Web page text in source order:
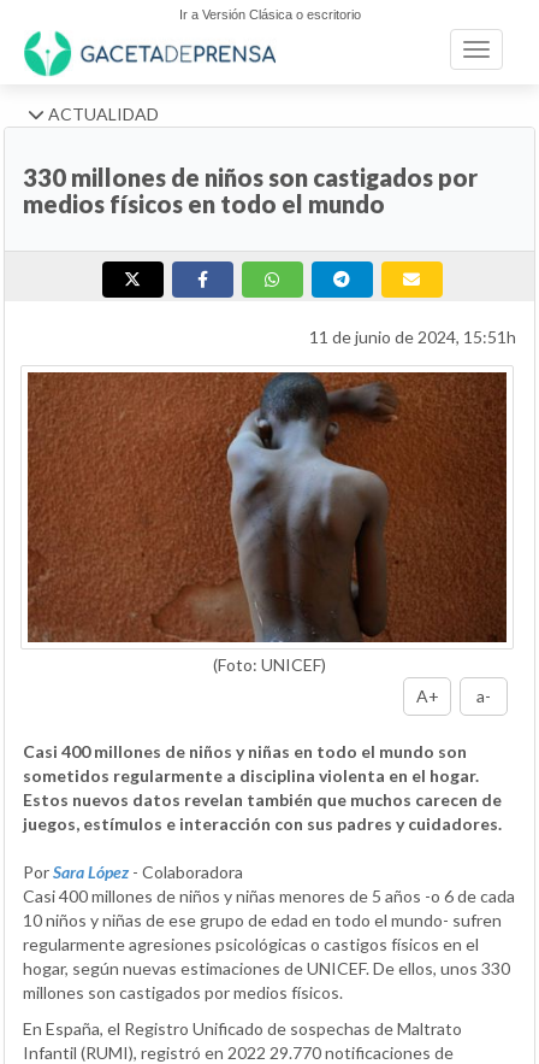
Ir a Versión Clásica o escritorio
Toggle
ACTUALIDAD
330 millones de niños son castigados por
medios físicos en todo el mundo
11 de junio de 2024, 15:51h
(Foto: UNICEF)
A+
a-
Casi 400 millones de niños y niñas en todo el mundo son
sometidos regularmente a disciplina violenta en el hogar.
Estos nuevos datos revelan también que muchos carecen de
juegos, estímulos e interacción con sus padres y cuidadores.
PorSara López - Colaboradora
Casi 400 millones de niños y niñas menores de 5 años -o 6 de cada
10 niños y niñas de ese grupo de edad en todo el mundo- sufren
regularmente agresiones psicológicas o castigos físicos en el
hogar, según nuevas estimaciones de UNICEF. De ellos, unos 330
millones son castigados por medios físicos.
En España, el Registro Unificado de sospechas de Maltrato
Infantil (RUMI), registró en 2022 29.770 notificaciones de